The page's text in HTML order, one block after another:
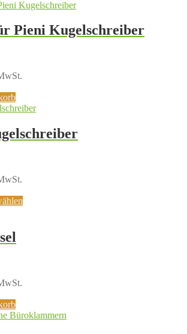
Produktseite
werden
Pieni Kugelschreiber
Produktseite